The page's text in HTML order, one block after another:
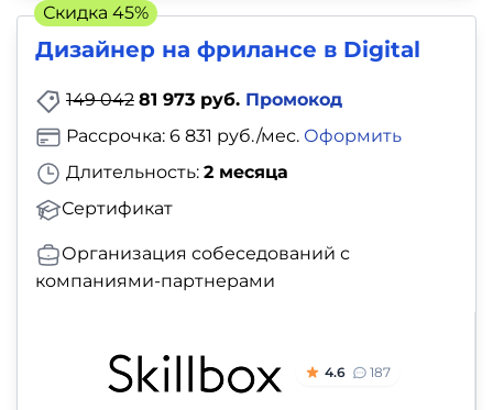
Дизайнер на фрилансе в Digital
149 042 81 973 руб. Промокод
Длительность: 2 месяца
Сертификат
Рассрочка: 6 831 руб./мес. Оформить
Организация собеседований с
компаниями-партнерами
4.6 187
Скидка 45%
Прочее
Репетиторы
Тесты
на
профориентацию